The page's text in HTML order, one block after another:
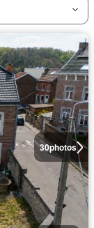
30photos